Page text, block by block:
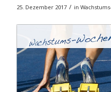
25. Dezember 2017 / in